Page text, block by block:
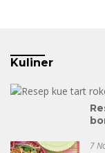
Kuliner
7